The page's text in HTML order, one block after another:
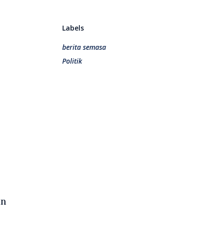
Labels
berita semasa
Politik